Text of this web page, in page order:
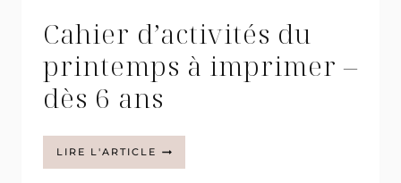
Cahier d’activités du
printemps à imprimer –
dès 6 ans
LIRE L'ARTICLE CAHIER
D’ACTIVITÉS